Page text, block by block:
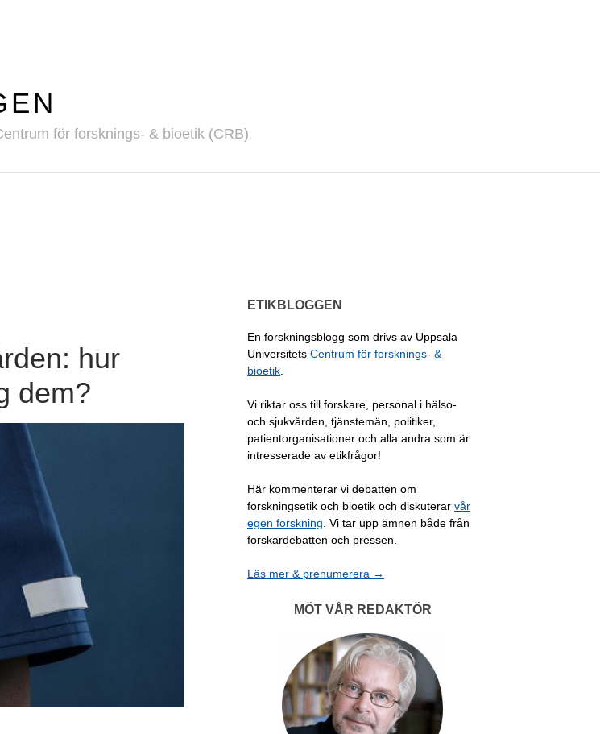
för forsknings- & bioetik (CRB)
hur
dem?
ETIKBLOGGEN
En forskningsblogg som drivs av Uppsala
Universitets Centrum för forsknings- &
bioetik
Vi riktar oss till forskare, personal i hälso-
och sjukvården, tjänstemän, politiker,
patientorganisationer och alla andra som är
intresserade av etikfrågor!
Här kommenterar vi debatten om
forskningsetik och bioetik och diskuterar vår
egen forskning . Vi tar upp ämnen både från
forskardebatten och pressen.
Läs mer & prenumerera →
MÖT VÅR REDAKTÖR